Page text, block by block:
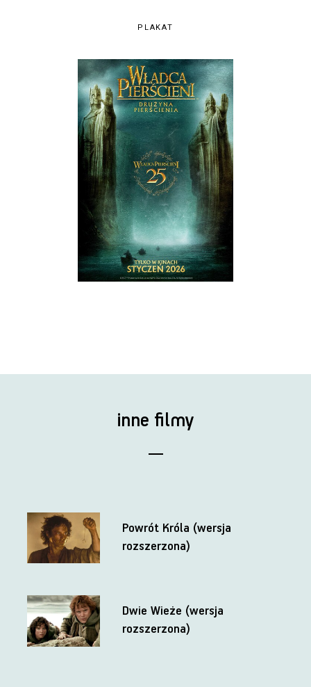
PLAKAT
inne filmy
Powrót Króla (wersja
rozszerzona)
Dwie Wieże (wersja
rozszerzona)